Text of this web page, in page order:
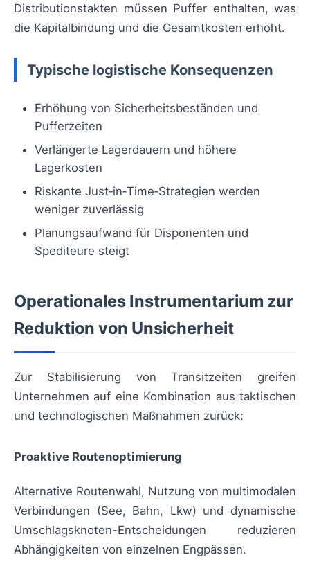
Distributionstakten müssen Puffer enthalten, was
die Kapitalbindung und die Gesamtkosten erhöht.
Typische logistische Konsequenzen
Erhöhung von Sicherheitsbeständen und
Pufferzeiten
Verlängerte Lagerdauern und höhere
Lagerkosten
Riskante Just‑in‑Time‑Strategien werden
weniger zuverlässig
Planungsaufwand für Disponenten und
Spediteure steigt
Operationales Instrumentarium zur
Reduktion von Unsicherheit
Zur Stabilisierung von Transitzeiten greifen
Unternehmen auf eine Kombination aus taktischen
und technologischen Maßnahmen zurück:
Proaktive Routenoptimierung
Alternative Routenwahl, Nutzung von multimodalen
Verbindungen (See, Bahn, Lkw) und dynamische
Umschlagsknoten-Entscheidungen reduzieren
Abhängigkeiten von einzelnen Engpässen.